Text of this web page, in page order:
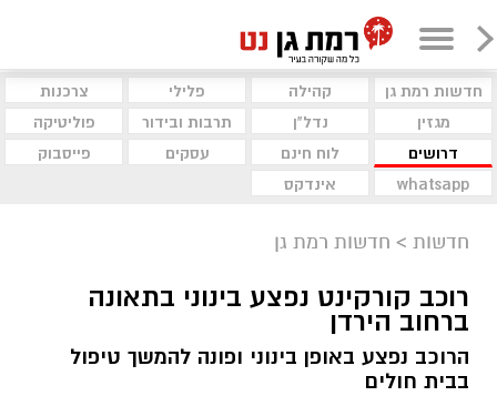
חדשות רמת גן קהילה פלילי
צרכנות
מגזין
נדל"ן תרבות ובידור
פוליטיקה
דרושים
לוח חינם עסקים
פייסבוק
whatsapp
אינדקס
חדשות > חדשות רמת גן
רוכב קורקינט נפצע בינוני בתאונה
ברחוב הירדן
הרוכב נפצע באופן בינוני ופונה להמשך טיפול
בבית חולים